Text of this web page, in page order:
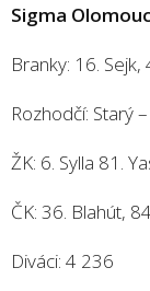
Sigma
Branky: 16.
Rozhodčí: Starý
ŽK: 6. Sylla 81.
ČK: 36. Blahút,
Diváci: 4 236